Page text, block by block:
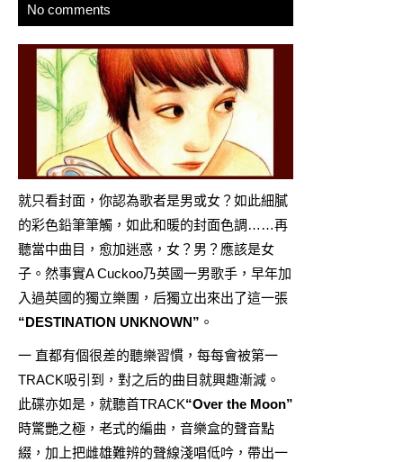
No comments
就只看封面，你認為歌者是男或女？如此細膩
的彩色鉛筆筆觸，如此和暖的封面色調……再
聽當中曲目，愈加迷惑，女？男？應該是女
子。然事實A Cuckoo乃英國一男歌手，早年加
入過英國的獨立樂團，后獨立出來出了這一張
“DESTINATION UNKNOWN” 。
一 直都有個很差的聽樂習慣，每每會被第一
TRACK吸引到，對之后的曲目就興趣漸減。
此碟亦如是，就聽首TRACK“Over the Moon”
時驚艷之極，老式的編曲，音樂盒的聲音點
綴，加上把雌雄難辨的聲線淺唱低吟，帶出一